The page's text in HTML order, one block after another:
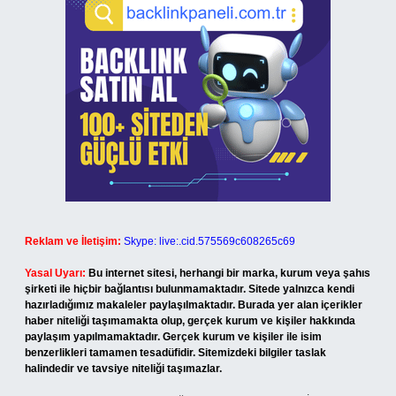
Reklam ve İletişim: Skype: live:.cid.575569c608265c69
Yasal Uyarı: Bu internet sitesi, herhangi bir marka, kurum veya şahıs
şirketi ile hiçbir bağlantısı bulunmamaktadır. Sitede yalnızca kendi
hazırladığımız makaleler paylaşılmaktadır. Burada yer alan içerikler
haber niteliği taşımamakta olup, gerçek kurum ve kişiler hakkında
paylaşım yapılmamaktadır. Gerçek kurum ve kişiler ile isim
benzerlikleri tamamen tesadüfidir. Sitemizdeki bilgiler taslak
halindedir ve tavsiye niteliği taşımazlar.